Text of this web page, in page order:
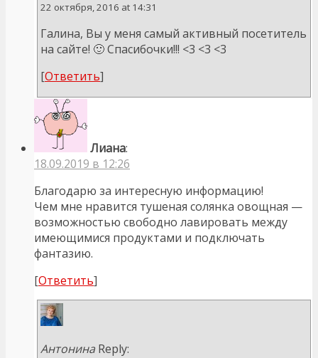
22 октября, 2016 at 14:31
Галина, Вы у меня самый активный посетитель
на сайте! 🙂 Спасибочки!!! <3 <3 <3
[Ответить]
Лиана:
18.09.2019 в 12:26
Благодарю за интересную информацию!
Чем мне нравится тушеная солянка овощная —
возможностью свободно лавировать между
имеющимися продуктами и подключать
фантазию.
[Ответить]
Антонина Reply: